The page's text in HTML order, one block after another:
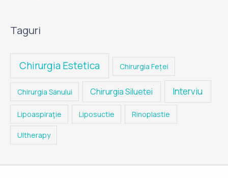
Taguri
Chirurgia Estetica Chirurgia Feței
Chirurgia Sanului Chirurgia Siluetei Interviu
Lipoaspiraţie Liposuctie Rinoplastie
Ultherapy